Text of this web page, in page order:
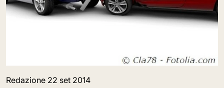
Redazione 22 set 2014